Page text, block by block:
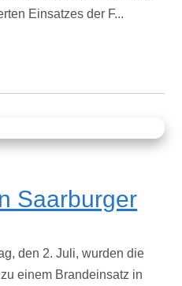
Einsatzes der F...
Saarburger
den 2. Juli, wurden die
einem Brandeinsatz in